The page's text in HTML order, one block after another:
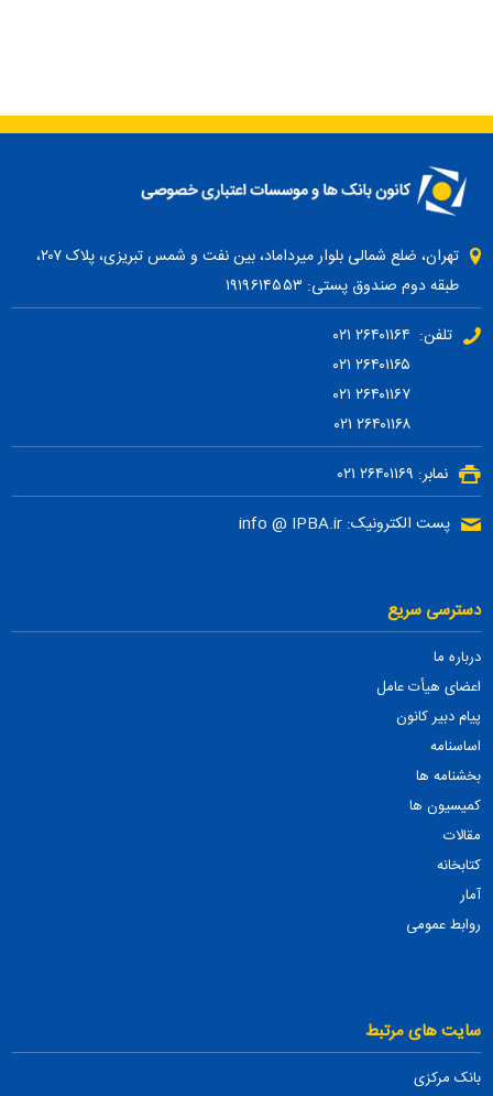
تهران، ضلع شمالی بلوار میرداماد، بین نفت و شمس تبریزی، پلاک ۲۰۷،
طبقه دوم صندوق پستی: ۱۹۱۹۶۱۴۵۵۳
تلفن: ۲۶۴۰۱۱۶۴ ۰۲۱
۲۶۴۰۱۱۶۷ ۰۲۱
۲۶۴۰۱۱۶۸ ۰۲۱
نمابر: ۲۶۴۰۱۱۶۹ ۰۲۱
پست الکترونیک: info @ IPBA.ir
دسترسی سریع
درباره ما
اعضای هیأت عامل
پیام دبیر کانون
اساسنامه
بخشنامه ها
کمیسیون ها
مقالات
کتابخانه
آمار
روابط عمومی
سایت های مرتبط
بانک مرکزی